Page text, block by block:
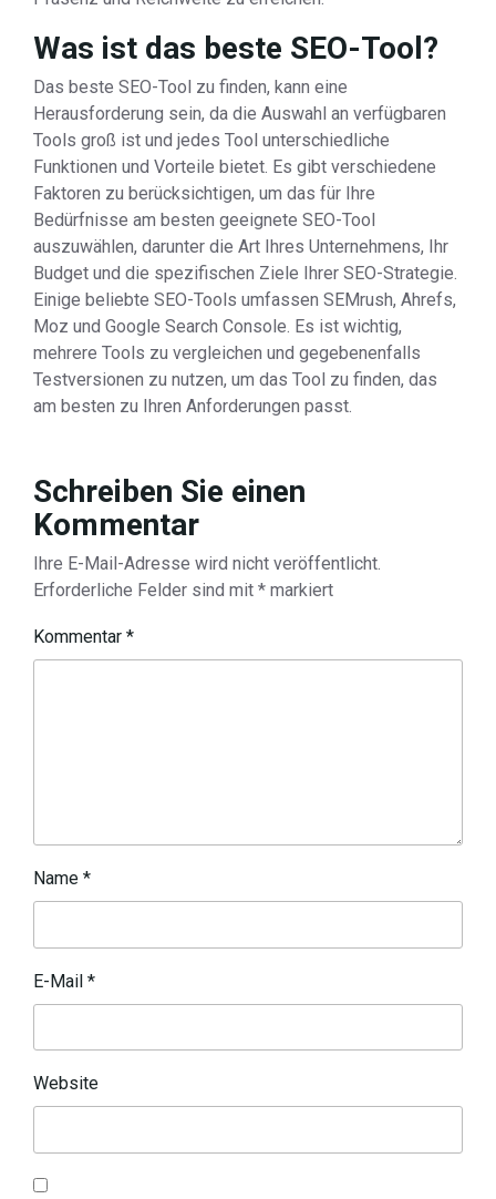
Was ist das beste SEO-Tool?
Das beste SEO-Tool zu finden, kann eine
Herausforderung sein, da die Auswahl an verfügbaren
Tools groß ist und jedes Tool unterschiedliche
Funktionen und Vorteile bietet. Es gibt verschiedene
Faktoren zu berücksichtigen, um das für Ihre
Bedürfnisse am besten geeignete SEO-Tool
auszuwählen, darunter die Art Ihres Unternehmens, Ihr
Budget und die spezifischen Ziele Ihrer SEO-Strategie.
Einige beliebte SEO-Tools umfassen SEMrush, Ahrefs,
Moz und Google Search Console. Es ist wichtig,
mehrere Tools zu vergleichen und gegebenenfalls
Testversionen zu nutzen, um das Tool zu finden, das
am besten zu Ihren Anforderungen passt.
Schreiben Sie einen
Kommentar
Ihre E-Mail-Adresse wird nicht veröffentlicht.
Erforderliche Felder sind mit * markiert
Kommentar *
Name *
E-Mail *
Website